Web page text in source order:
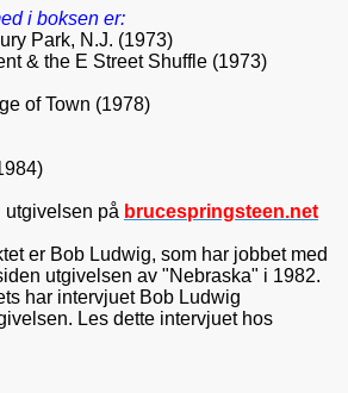
i boksen er:
Park, N.J. (1973)
& the E Street Shuffle (1973)
of Town (1978)
utgivelsen på brucespringsteen.net
er Bob Ludwig, som har jobbet med
utgivelsen av "Nebraska" i 1982.
har intervjuet Bob Ludwig
Les dette intervjuet hos